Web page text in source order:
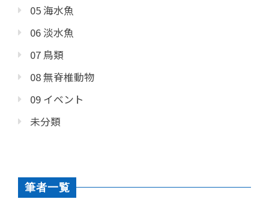
05 海水魚
06 淡水魚
07 鳥類
08 無脊椎動物
09 イベント
未分類
筆者一覧